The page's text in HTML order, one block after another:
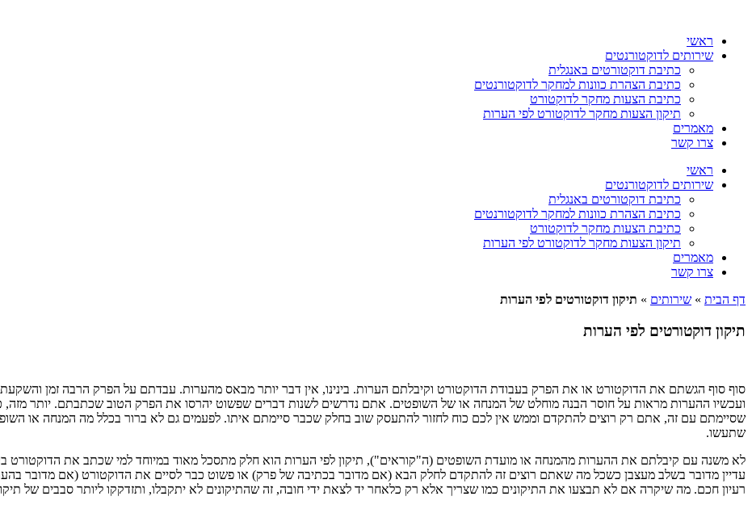
ראשי
שירותים לדוקטורנטים
כתיבת דוקטורטים באנגלית
כתיבת הצהרת כוונות למחקר לדוקטורנטים
כתיבת הצעות מחקר לדוקטורט
תיקון הצעות מחקר לדוקטורט לפי הערות
מאמרים
צרו קשר
ראשי
שירותים לדוקטורנטים
כתיבת דוקטורטים באנגלית
כתיבת הצהרת כוונות למחקר לדוקטורנטים
כתיבת הצעות מחקר לדוקטורט
תיקון הצעות מחקר לדוקטורט לפי הערות
מאמרים
צרו קשר
דף הבית » שירותים » תיקון דוקטורטים לפי הערות
תיקון דוקטורטים לפי הערות
סוף סוף הגשתם את הדוקטורט או את הפרק בעבודת הדוקטורט וקיבלתם הערות. בינינו, אין דבר יותר מבאס מהערות. עבדתם על הפרק הרבה זמן
ועכשיו ההערות מראות על חוסר הבנה מוחלט של המנחה או של השופטים. אתם נדרשים לשנות דברים שפשוט יהרסו את הפרק הטוב שכתבתם. יותר
שסיימתם עם זה, אתם רק רוצים להתקדם וממש אין לכם כוח לחזור להתעסק שוב בחלק שכבר סיימתם איתו. לפעמים גם לא ברור בכלל מה המנחה או
שתעשו.
לא משנה עם קיבלתם את ההערות מהמנחה או מועדת השופטים (ה"קוראים"), תיקון לפי הערות הוא חלק מתסכל מאוד במיוחד למי שכתב את הדוקטורט
עדיין מדובר בשלב מעצבן כשכל מה שאתם רוצים זה להתקדם לחלק הבא (אם מדובר בכתיבה של פרק) או פשוט כבר לסיים את הדוקטורט (אם מדובר
רעיון חכם. מה שיקרה אם לא תבצעו את התיקונים כמו שצריך אלא רק כלאחר יד לצאת ידי חובה, זה שהתיקונים לא יתקבלו, ותזדקקו ליותר סבבים של